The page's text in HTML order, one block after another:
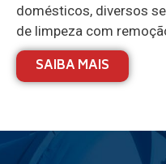
domésticos, diversos
de limpeza com
O diagnóstico
canos são importantes
e os canos são
Isto significa que se
SAIBA MAIS